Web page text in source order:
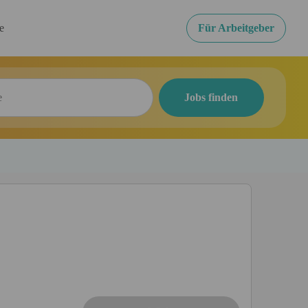
Für Arbeitgeber
Jobs finden